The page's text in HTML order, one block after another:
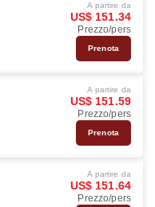
A partire da
US$ 151.34
Prezzo/pers
Prenota
A partire da
US$ 151.59
Prezzo/pers
Prenota
A partire da
US$ 151.64
Prezzo/pers